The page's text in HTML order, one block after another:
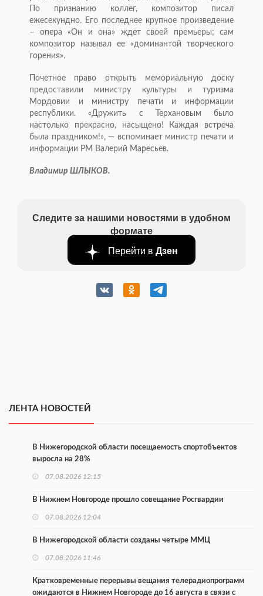
По признанию коллег, композитор писал
ежесекундно. Его последнее крупное произведение
– опера «Он и она» ждет своей премьеры; сам
композитор называл ее «доминантой творческого
горения».
Почетное право открыть мемориальную доску
предоставили министру культуры и туризма
Мордовии и министру печати и информации
республики. «Дружить с Терхановым было
настолько прекрасно, насыщено! Каждая встреча
была праздником!», — вспоминает министр печати и
информации РМ Валерий Маресьев.
Владимир ШЛЫКОВ.
Следите за нашими новостями в удобном
формате
Перейти в Дзен
ЛЕНТА НОВОСТЕЙ
В Нижегородской области посещаемость спортобъектов
выросла на 28%
07.08.2026 12:15
В Нижнем Новгороде прошло совещание Росгвардии
07.08.2026 12:04
В Нижегородской области созданы четыре ММЦ
07.08.2026 11:46
Кратковременные перерывы вещания телерадиопрограмм
ожидаются в Нижнем Новгороде до 16 августа в связи с